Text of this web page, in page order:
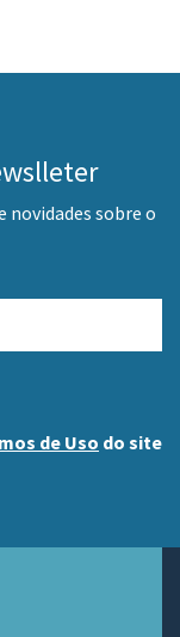
novidades sobre o
de Uso do site